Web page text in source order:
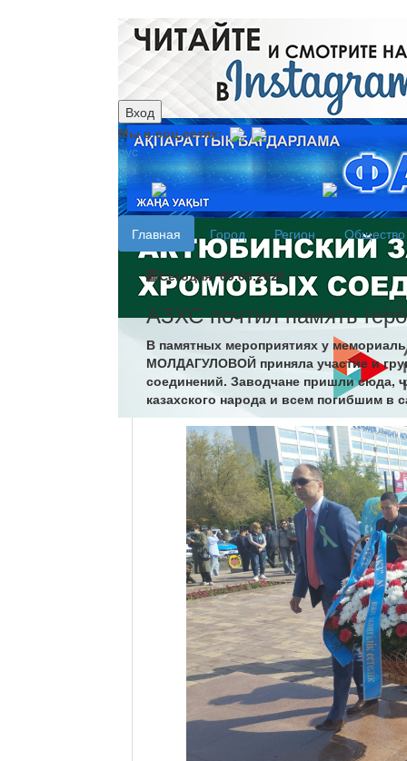
Вход
Мы в соц.сетях:
рус
каз
Главная Город Регион Общество
Сегодня: 09.08.2026
АЗХС почтил память
В памятных мероприятиях у
МОЛДАГУЛОВОЙ приняла участие и
соединений. Заводчане пришли сюда,
казахского народа и всем погибшим в